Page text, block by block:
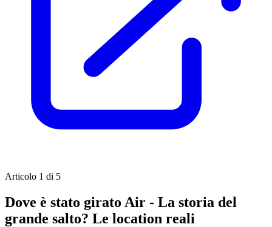
Articolo 1 di 5
Dove è stato girato Air - La storia del
grande salto? Le location reali